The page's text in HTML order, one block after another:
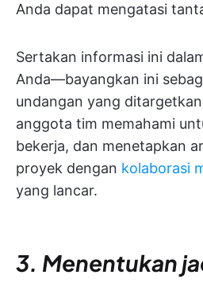
Anda dapat mengatasi
Sertakan informasi ini
Anda—bayangkan ini
undangan yang
anggota tim memahami
bekerja, dan menetapkan
proyek dengan kolaborasi
yang lancar.
3. Menentukan